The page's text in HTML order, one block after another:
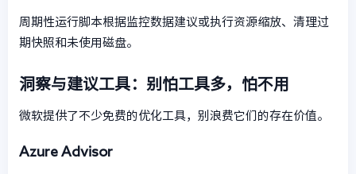
周期性运行脚本根据监控数据建议或执行资源缩放、清理过
期快照和未使用磁盘。
洞察与建议工具：别怕工具多，怕不用
微软提供了不少免费的优化工具，别浪费它们的存在价值。
Azure Advisor